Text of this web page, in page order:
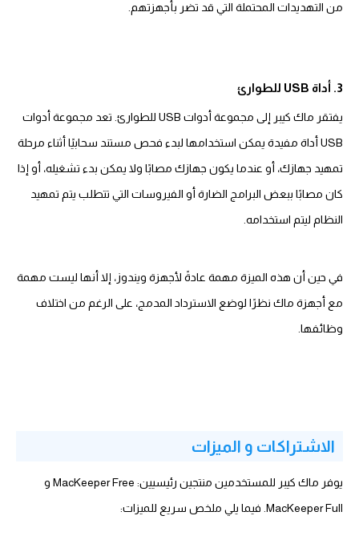
من التهديدات المحتملة التي قد تضر بأجهزتهم.
3. أداة USB للطوارئ
يفتقر ماك كيبر إلى مجموعة أدوات USB للطوارئ. تعد مجموعة أدوات
USB أداة مفيدة يمكن استخدامها لبدء فحص مستند سحابيًا أثناء مرحلة
تمهيد جهازك، أو عندما يكون جهازك مصابًا ولا يمكن بدء تشغيله، أو إذا
كان مصابًا ببعض البرامج الضارة أو الفيروسات التي تتطلب يتم تمهيد
النظام ليتم استخدامه.
في حين أن هذه الميزة مهمة عادةً لأجهزة ويندوز، إلا أنها ليست مهمة
مع أجهزة ماك نظرًا لوضع الاسترداد المدمج، على الرغم من اختلاف
وظائفها.
الاشتراكات و الميزات
يوفر ماك كيبر للمستخدمين منتجين رئيسيين: MacKeeper Free و
MacKeeper Full. فيما يلي ملخص سريع للميزات: